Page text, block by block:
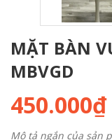
MẶT BÀN
MBVGD
450.000₫
Mô tả ngắn của sản